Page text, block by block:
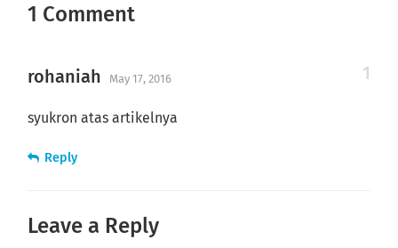
1 Comment
rohaniah May 17, 2016
syukron atas artikelnya
Reply
Leave a Reply